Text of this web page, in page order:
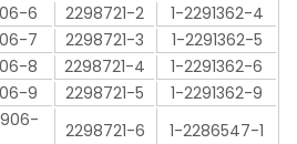
6 2298721-2
1-2291362-4
7 2298721-3
1-2291362-5
8 2298721-4
1-2291362-6
9 2298721-5
1-2291362-9
2298721-6
1-2286547-1